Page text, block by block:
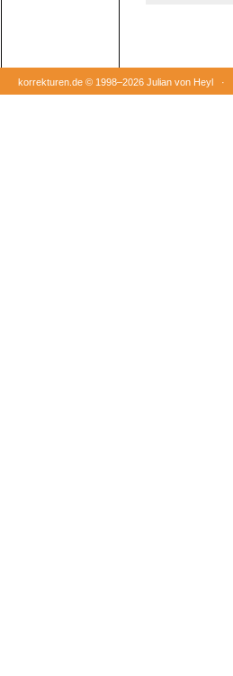
korrekturen.de © 1998–2026 Julian von Heyl ·